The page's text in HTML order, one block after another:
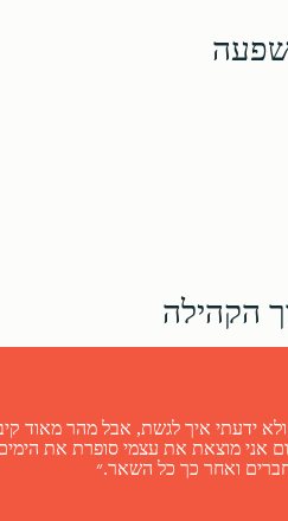
הקהילה
ידעתי איך לגשת, אבל מהר מאוד
אני מוצאת את עצמי סופרת את
ואחר כך כל השאר.״